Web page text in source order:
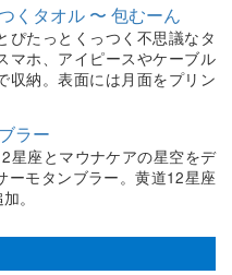
くタオル 〜 包むーん
ぴたっとくっつく不思議なタ
マホ、アイピースやケーブル
収納。表面には月面をプリン
ラー
星座とマウナケアの星空をデ
ーモタンブラー。黄道12星座
。